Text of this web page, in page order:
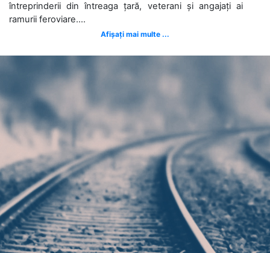
întreprinderii din întreaga țară, veterani și angajați ai
ramurii feroviare....
Afișați mai multe ...